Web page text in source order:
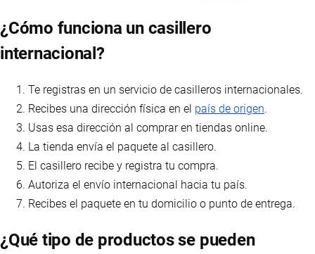
¿Cómo funciona un casillero
internacional?
Te registras en un servicio de casilleros internacionales.
Recibes una dirección física en el país de origen.
Usas esa dirección al comprar en tiendas online.
La tienda envía el paquete al casillero.
El casillero recibe y registra tu compra.
Autoriza el envío internacional hacia tu país.
Recibes el paquete en tu domicilio o punto de entrega.
¿Qué tipo de productos se pueden